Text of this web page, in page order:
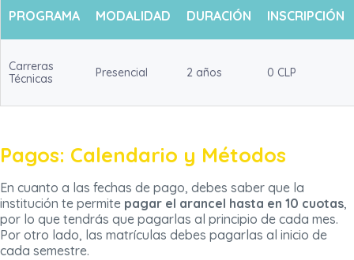
PROGRAMA MODALIDAD DURACIÓN INSCRIPCIÓN
Carreras
Técnicas
Presencial 2 años 0 CLP
Pagos: Calendario y Métodos
En cuanto a las fechas de pago, debes saber que la
institución te permite pagar el arancel hasta en 10 cuotas,
por lo que tendrás que pagarlas al principio de cada mes.
Por otro lado, las matrículas debes pagarlas al inicio de
cada semestre.